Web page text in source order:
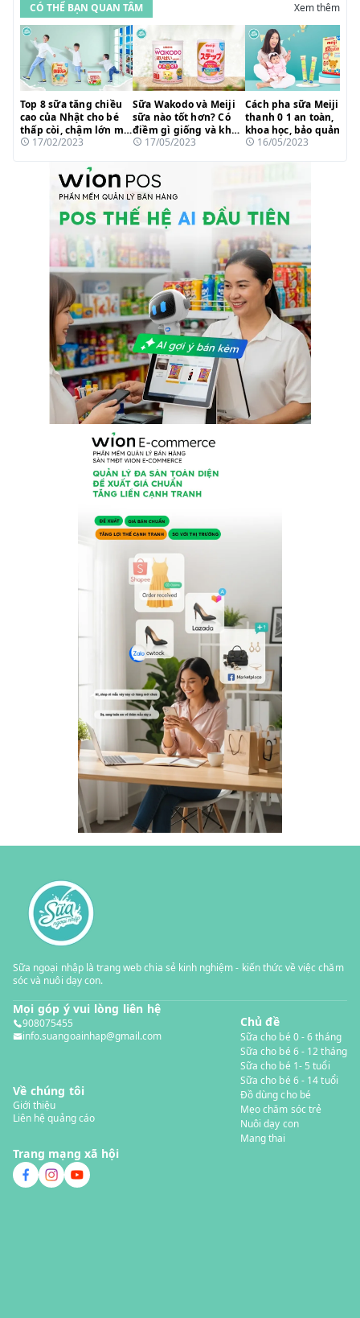
CÓ THỂ BẠN QUAN TÂM Xem thêm
Top 8 sữa tăng chiều
cao của Nhật cho bé
thấp còi, chậm lớn mẹ
tin dùng 2023
17/02/2023
Sữa Wakodo và Meiji
sữa nào tốt hơn? Có
điềm gì giống và khác
nhau?
17/05/2023
Cách pha sữa Meiji
thanh 0 1 an toàn,
khoa học, bảo quản
dưỡng chất
16/05/2023
Sữa ngoại nhập là trang web chia sẻ kinh nghiệm - kiến thức về việc chăm
sóc và nuôi dạy con.
Mọi góp ý vui lòng liên hệ
908075455
info.suangoainhap@gmail.com
Về chúng tôi
Giới thiệu
Liên hệ quảng cáo
Trang mạng xã hội
Chủ đề
Sữa cho bé 0 - 6 tháng
Sữa cho bé 6 - 12 tháng
Sữa cho bé 1- 5 tuổi
Sữa cho bé 6 - 14 tuổi
Đồ dùng cho bé
Mẹo chăm sóc trẻ
Nuôi dạy con
Mang thai